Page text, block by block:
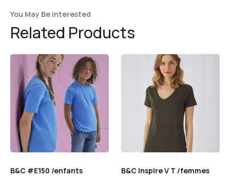
You May Be Interested
Related Products
B&C #E150 /enfants B&C Inspire V T /femmes